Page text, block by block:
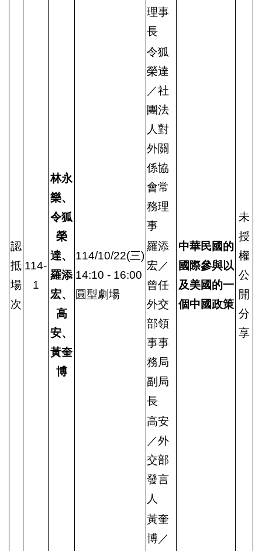
認
抵
場
次
114-
1
林永
樂、
令狐
榮
達、
羅添
宏、
高
安、
黃奎
博
114/10/22(三)
14:10 - 16:00
圓型劇場
理事
長
中華民國的
國際參與以
及美國的一
個中國政策
未
授
權
公
開
分
享
令狐
榮達
／社
團法
人對
外關
係協
會常
務理
事
羅添
宏／
曾任
外交
部領
事事
務局
副局
長
高安
／外
交部
發言
人
黃奎
博／